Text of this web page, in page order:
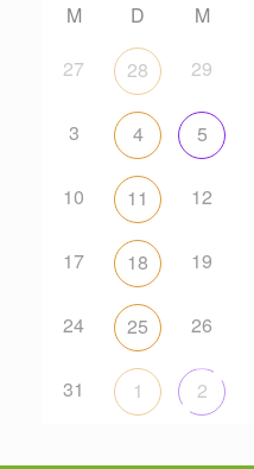
M D M
27
28 29
3 4 5
10 11 12
17 18 19
24 25 26
31 1 2